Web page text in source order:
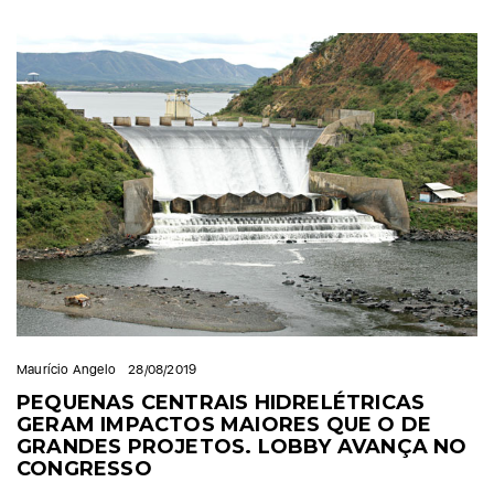
Maurício Angelo 28/08/2019
PEQUENAS CENTRAIS HIDRELÉTRICAS
GERAM IMPACTOS MAIORES QUE O DE
GRANDES PROJETOS. LOBBY AVANÇA NO
CONGRESSO